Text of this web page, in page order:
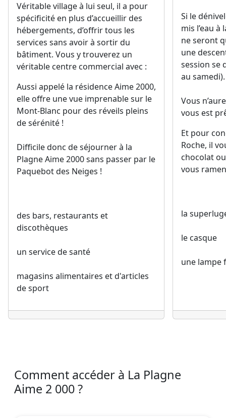
Véritable village à lui seul, il a pour
spécificité en plus d’accueillir des
hébergements, d’offrir tous les
services sans avoir à sortir du
bâtiment. Vous y trouverez un
véritable centre commercial avec :
Aussi appelé la résidence Aime 2000,
elle offre une vue imprenable sur le
Mont-Blanc pour des réveils pleins
de sérénité !
Difficile donc de séjourner à la
Plagne Aime 2000 sans passer par le
Paquebot des Neiges !
des bars, restaurants et
discothèques
un service de santé
magasins alimentaires et d'articles
de sport
Si le
mis l’eau
ne seront
une
session se
au samedi).
Vous
vous est
Et pour
Roche, il
chocolat
vous
la
le casque
une lampe
Comment accéder à La Plagne
Aime 2 000 ?